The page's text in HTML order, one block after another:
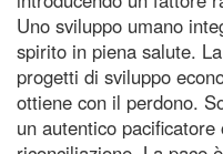
Uno sviluppo umano
spirito in piena salute.
progetti di sviluppo
ottiene con il perdono.
un autentico